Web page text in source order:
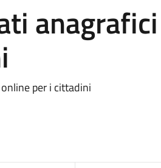
per i cittadini